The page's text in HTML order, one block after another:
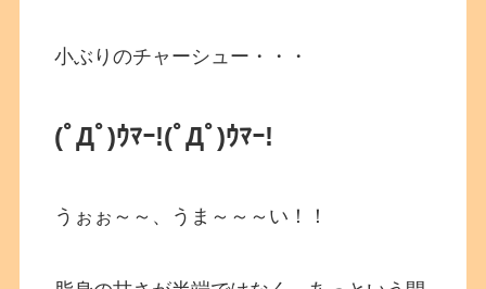
小ぶりのチャーシュー・・・
(ﾟДﾟ)ｳﾏｰ!(ﾟДﾟ)ｳﾏｰ!
うぉぉ～～、うま～～～い！！